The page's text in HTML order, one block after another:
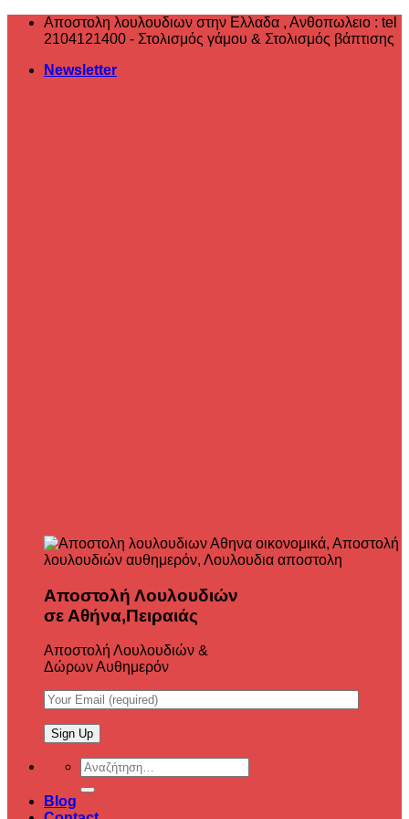
ΜετάβασηΑποστολη λουλουδιων στην Ελλαδα , ‎Ανθοπωλειο : tel
2104121400 - Στολισμός γάμου & Στολισμός βάπτισης
Newsletter
Αποστολή Λουλουδιών
σε Αθήνα,Πειραιάς
Αποστολή Λουλουδιών &
Δώρων Αυθημερόν
Αναζήτηση
για:
Blog